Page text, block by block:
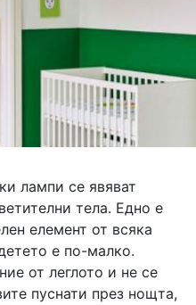
лампи се явяват
тела. Едно е
елемент от всяка
е по-малко.
от леглото и не се
пуснати през нощта,